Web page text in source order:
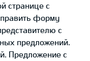
странице с
форму
с
предложений.
Предложение с